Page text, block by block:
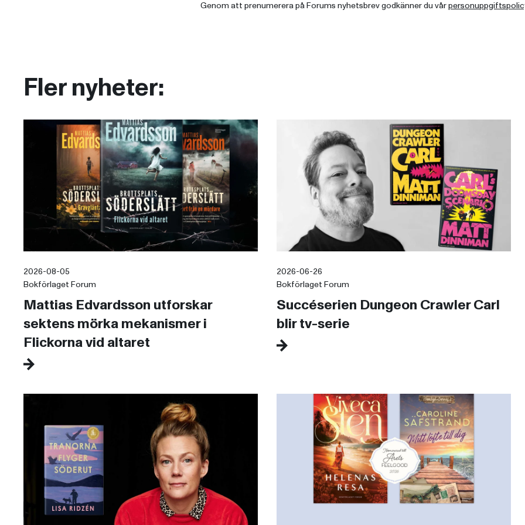
Genom att prenumerera på Forums nyhetsbrev godkänner du vår
Fler nyheter:
2026-08-05
Bokförlaget Forum
Mattias Edvardsson utforskar
sektens mörka mekanismer i
Flickorna vid altaret
2026-06-26
Bokförlaget Forum
Succéserien Dungeon Crawler Carl
blir tv-serie